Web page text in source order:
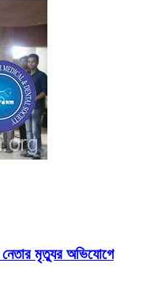
মৃত্যুর অভিযোগে